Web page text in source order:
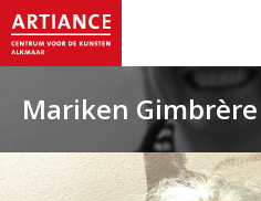
Mariken Gimbrère